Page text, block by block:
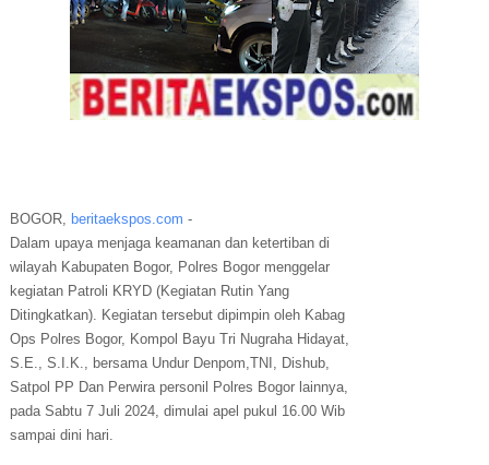
BOGOR, beritaekspos.com -
Dalam upaya menjaga keamanan dan ketertiban di
wilayah Kabupaten Bogor, Polres Bogor menggelar
kegiatan Patroli KRYD (Kegiatan Rutin Yang
Ditingkatkan). Kegiatan tersebut dipimpin oleh Kabag
Ops Polres Bogor, Kompol Bayu Tri Nugraha Hidayat,
S.E., S.I.K., bersama Undur Denpom,TNI, Dishub,
Satpol PP Dan Perwira personil Polres Bogor lainnya,
pada Sabtu 7 Juli 2024, dimulai apel pukul 16.00 Wib
sampai dini hari.